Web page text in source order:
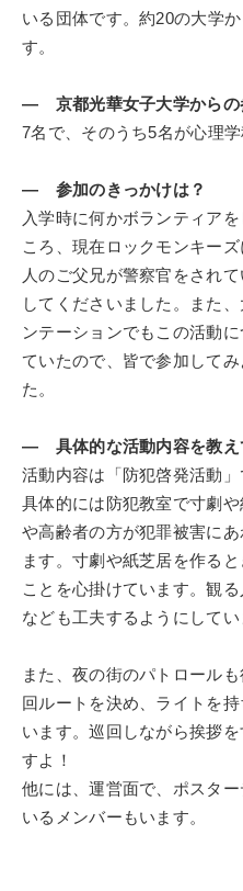
いる団体です。約20の大学
す。
― 京都光華女子大学からの
7名で、そのうち5名が心理学
― 参加のきっかけは？
入学時に何かボランティア
ころ、現在ロックモンキー
人のご父兄が警察官をされ
してくださいました。また
ンテーションでもこの活動
ていたので、皆で参加して
た。
― 具体的な活動内容を教え
活動内容は「防犯啓発活動」
具体的には防犯教室で寸劇
や高齢者の方が犯罪被害に
ます。寸劇や紙芝居を作る
ことを心掛けています。観
なども工夫するようにしてい
また、夜の街のパトロール
回ルートを決め、ライトを
います。巡回しながら挨拶
すよ！
他には、運営面で、ポスタ
いるメンバーもいます。